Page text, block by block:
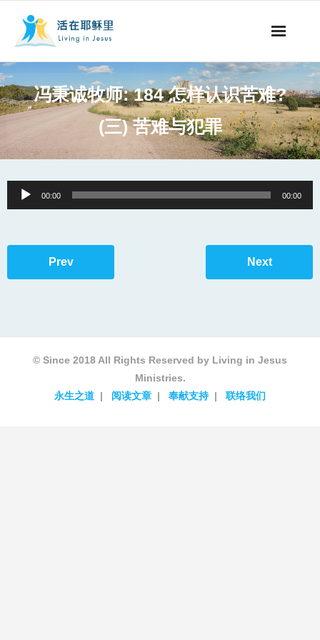
视听节目
阅读文章
永生之道
其他语言
冯秉诚牧师: 184 怎样认识苦难?
(三) 苦难与犯罪
Audio
Player
00:00 00:00
Prev Next
© Since 2018 All Rights Reserved by Living in Jesus
Ministries.
永生之道
阅读文章 奉献支持 联络我们